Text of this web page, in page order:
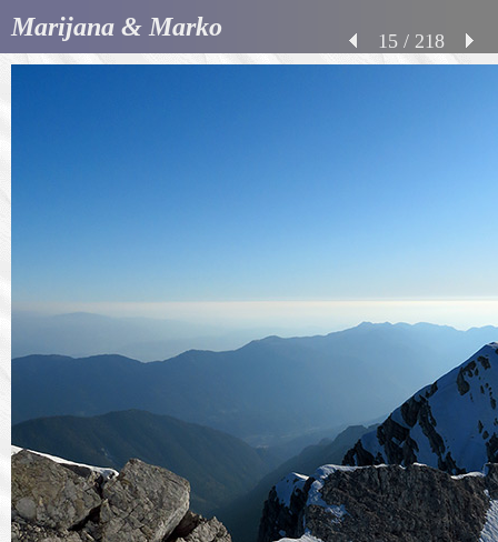
Marijana & Marko 15 / 218